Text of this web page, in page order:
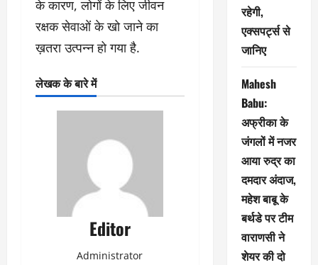
के कारण, लोगों के लिए जीवन
रक्षक सेवाओं के खो जाने का
ख़तरा उत्पन्न हो गया है.
लेखक के बारे में
Editor
Administrator
रहेगी,
एक्सपर्ट्स से
जानिए
Mahesh
Babu:
अफ्रीका के
जंगलों में नजर
आया रुद्र का
दमदार अंदाज,
महेश बाबू के
बर्थडे पर टीम
वाराणसी ने
शेयर की दो